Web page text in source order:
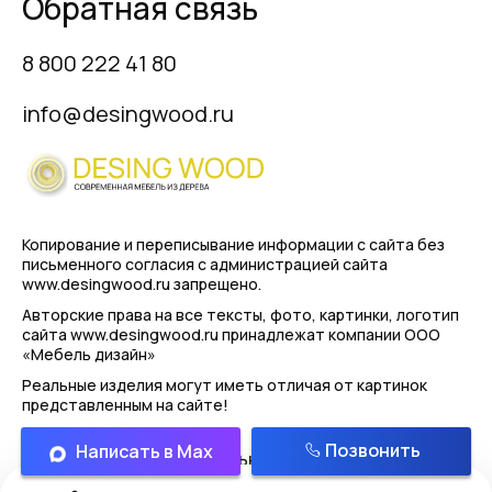
8 800 222 41 80
info@desingwood.ru
Копирование и переписывание информации с сайта без
письменного согласия с администрацией сайта
www.desingwood.ru запрещено.
Авторские права на все тексты, фото, картинки, логотип
сайта www.desingwood.ru принадлежат компании ООО
«Мебель дизайн»
Реальные изделия могут иметь отличая от картинок
представленным на сайте!
Политика конфиденциальности
Написать в Max Позвонить